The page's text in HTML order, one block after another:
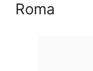
Roma